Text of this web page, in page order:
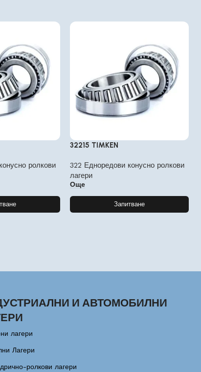
ролкови
32215 TIMKEN
322 Едноредови конусно ролкови
лагери
Още
Запитване
И АВТОМОБИЛНИ
лагери
Лагери
ролкови лагери